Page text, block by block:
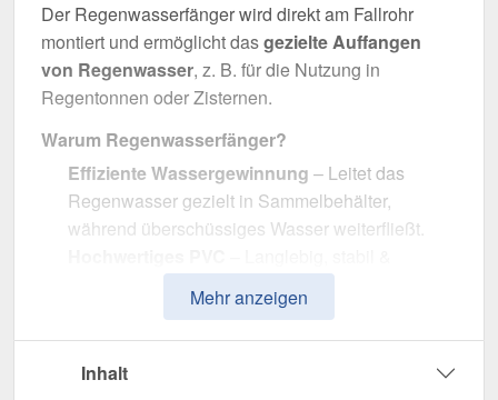
Der Regenwasserfänger wird direkt am Fallrohr
montiert und ermöglicht dasgezielte Auffangen
von Regenwasser, z. B. für die Nutzung in
Regentonnen oder Zisternen.
Warum Regenwasserfänger?
Effiziente Wassergewinnung – Leitet das
Regenwasser gezielt in Sammelbehälter,
während überschüssiges Wasser weiterfließt.
Effiziente Wasserableitung– Optimale
Dimension mit 110 mm Durchmesser.
Einfache Montage
Mehr anzeigen
Inhalt